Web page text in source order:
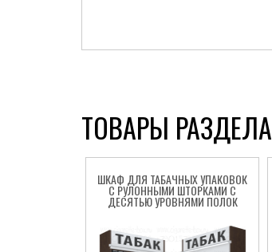
ТОВАРЫ РАЗДЕЛА
ШКАФ ДЛЯ ТАБАЧНЫХ УПАКОВОК
С РУЛОННЫМИ ШТОРКАМИ С
ДЕСЯТЬЮ УРОВНЯМИ ПОЛОК